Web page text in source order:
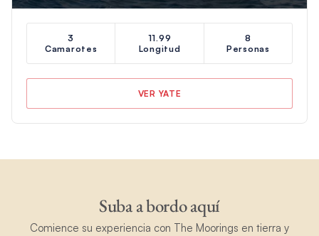
3
Camarotes
11.99
Longitud
8
Personas
VER YATE
Suba a bordo aquí
Comience su experiencia con The Moorings en tierra y